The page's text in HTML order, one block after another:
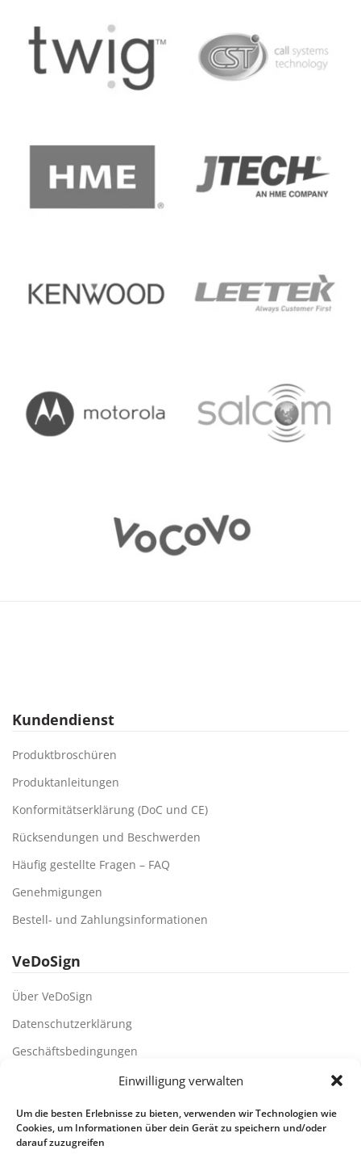
Einwilligung verwalten
Um die besten Erlebnisse zu bieten, verwenden wir Technologien wie
Cookies, um Informationen über dein Gerät zu speichern und/oder
darauf zuzugreifen
Kundendienst
Produktbroschüren
Produktanleitungen
Konformitätserklärung (DoC und CE)
Rücksendungen und Beschwerden
Häufig gestellte Fragen – FAQ
Genehmigungen
Bestell- und Zahlungsinformationen
VeDoSign
Über VeDoSign
Datenschutzerklärung
Geschäftsbedingungen
VeDoSign Niederlande